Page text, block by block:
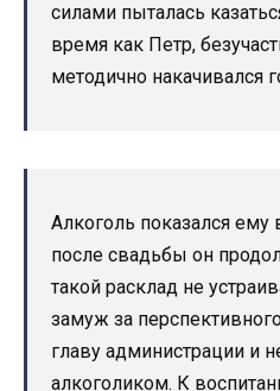
силами пыталась
время как Петр,
методично накачивался
Алкоголь показался
после свадьбы он
такой расклад не
замуж за
главу администрации и
алкоголиком. К